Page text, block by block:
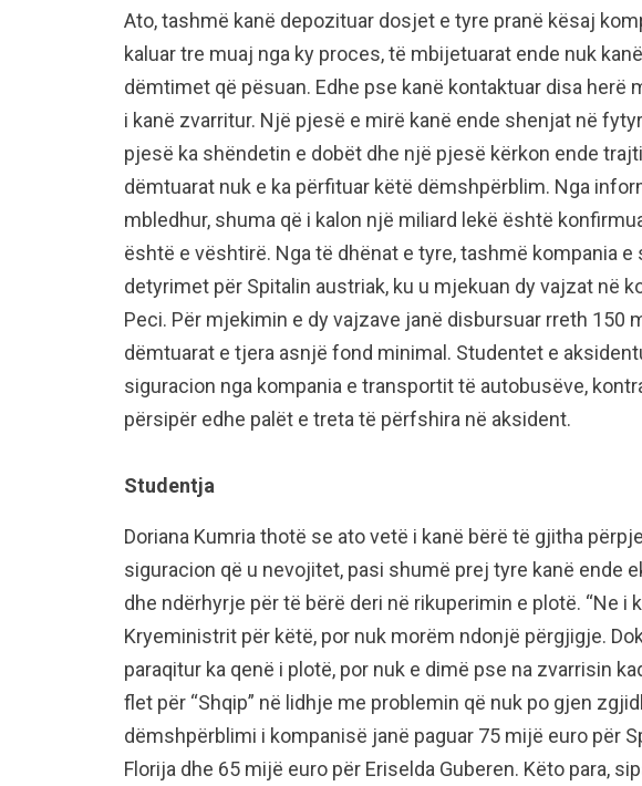
Ato, tashmë kanë depozituar dosjet e tyre pranë kësaj
kaluar tre muaj nga ky proces, të mbijetuarat ende nuk
dëmtimet që pësuan. Edhe pse kanë kontaktuar disa herë
i kanë zvarritur. Një pjesë e mirë kanë ende shenjat në
pjesë ka shëndetin e dobët dhe një pjesë kërkon ende
dëmtuarat nuk e ka përfituar këtë dëmshpërblim. Nga
mbledhur, shuma që i kalon një miliard lekë është
është e vështirë. Nga të dhënat e tyre, tashmë kompania e
detyrimet për Spitalin austriak, ku u mjekuan dy vajzat në
Peci. Për mjekimin e dy vajzave janë disbursuar rreth 150
dëmtuarat e tjera asnjë fond minimal. Studentet e
siguracion nga kompania e transportit të autobusëve,
përsipër edhe palët e treta të përfshira në aksident.
Studentja
Doriana Kumria thotë se ato vetë i kanë bërë të gjitha
siguracion që u nevojitet, pasi shumë prej tyre kanë ende
dhe ndërhyrje për të bërë deri në rikuperimin e plotë. “Ne i
Kryeministrit për këtë, por nuk morëm ndonjë përgjigje.
paraqitur ka qenë i plotë, por nuk e dimë pse na zvarrisin
flet për “Shqip” në lidhje me problemin që nuk po gjen
dëmshpërblimi i kompanisë janë paguar 75 mijë euro për
Florija dhe 65 mijë euro për Eriselda Guberen. Këto para,